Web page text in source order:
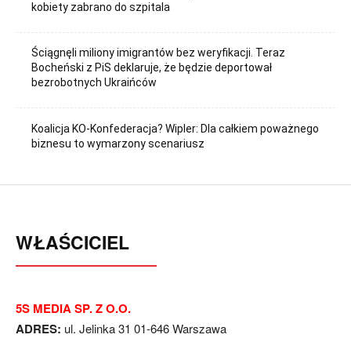
kobiety zabrano do szpitala
Ściągnęli miliony imigrantów bez weryfikacji. Teraz
Bocheński z PiS deklaruje, że będzie deportował
bezrobotnych Ukraińców
Koalicja KO-Konfederacja? Wipler: Dla całkiem poważnego
biznesu to wymarzony scenariusz
WŁAŚCICIEL
5S MEDIA SP. Z O.O.
ADRES: ul. Jelinka 31 01-646 Warszawa